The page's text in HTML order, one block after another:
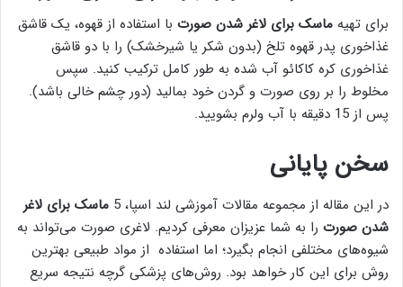
برای تهیه ماسک برای لاغر شدن صورت با استفاده از قهوه، یک قاشق
غذاخوری پدر قهوه تلخ (بدون شکر یا شیرخشک) را با دو قاشق
غذاخوری کره کاکائو آب شده به طور کامل ترکیب کنید. سپس
مخلوط را بر روی صورت و گردن خود بمالید (دور چشم خالی باشد).
پس از 15 دقیقه با آب ولرم بشویید.
سخن پایانی
در این مقاله از مجموعه مقالات آموزشی لند اسپا، 5
ماسک برای لاغر
شدن صورت را به شما عزیزان معرفی کردیم. لاغری صورت می‌تواند به
شیوه‌های مختلفی انجام بگیرد؛ اما استفاده از مواد طبیعی بهترین
روش برای این کار خواهد بود. روش‌های پزشکی گرچه نتیجه سریع